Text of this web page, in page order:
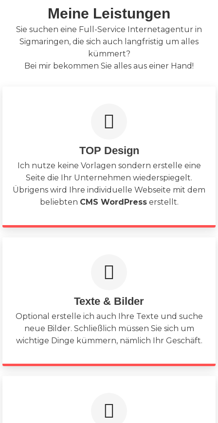
Meine Leistungen
Sie suchen eine Full-Service Internetagentur in
Sigmaringen, die sich auch langfristig um alles
kümmert?
Bei mir bekommen Sie alles aus einer Hand!
TOP Design
Ich nutze keine Vorlagen sondern erstelle eine
Seite die Ihr Unternehmen wiederspiegelt.
Übrigens wird Ihre individuelle Webseite mit dem
beliebten CMS WordPresserstellt.
Texte & Bilder
Optional erstelle ich auch Ihre Texte und suche
neue Bilder. Schließlich müssen Sie sich um
wichtige Dinge kümmern, nämlich Ihr Geschäft.